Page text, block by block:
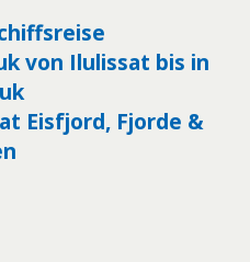
von Ilulissat bis in
Eisfjord, Fjorde &